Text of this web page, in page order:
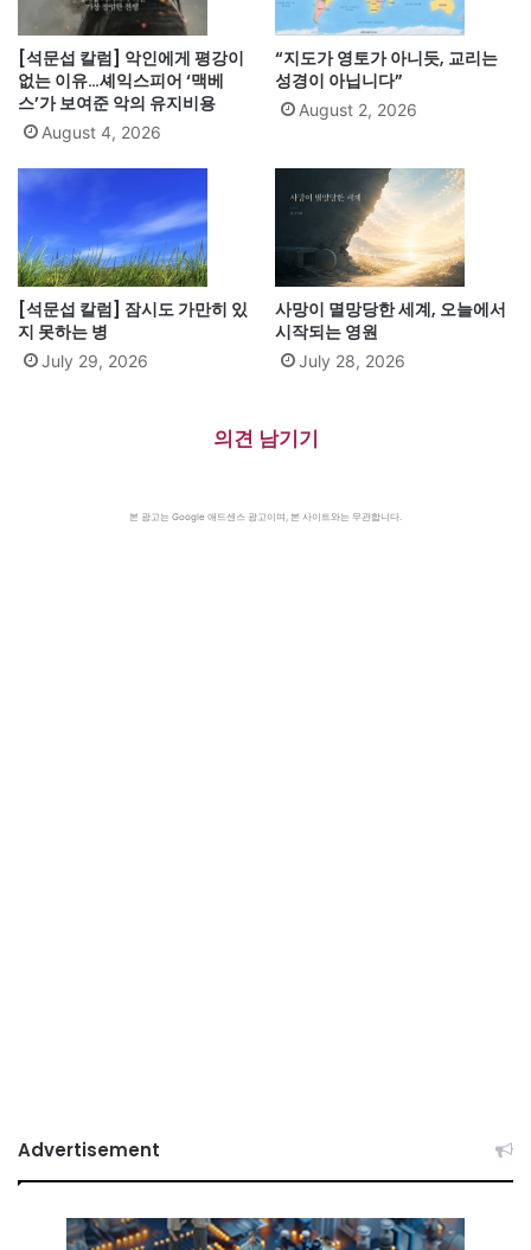
[석문섭 칼럼] 악인에게 평강이
없는 이유…셰익스피어 ‘맥베
스’가 보여준 악의 유지비용
August 4, 2026
“지도가 영토가 아니듯, 교리는
성경이 아닙니다”
August 2, 2026
[석문섭 칼럼] 잠시도 가만히 있
지 못하는 병
July 29, 2026
사망이 멸망당한 세계, 오늘에서
시작되는 영원
July 28, 2026
의견 남기기
본 광고는 Google 애드센스 광고이며, 본 사이트와는 무관합니다.
Advertisement